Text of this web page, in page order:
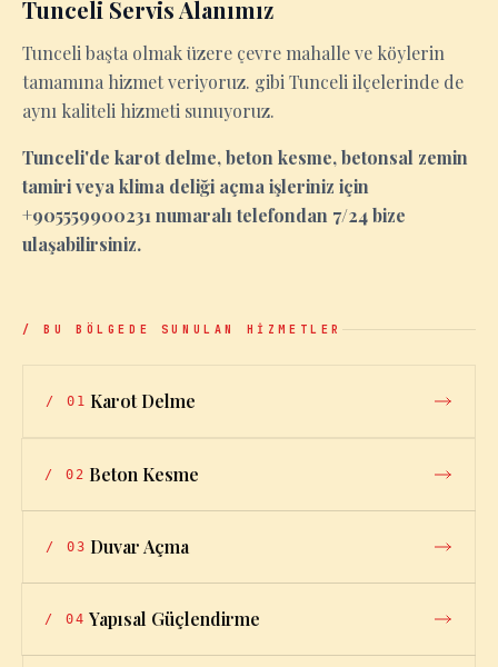
Tunceli Servis Alanımız
Tunceli başta olmak üzere çevre mahalle ve köylerin
tamamına hizmet veriyoruz. gibi Tunceli ilçelerinde de
aynı kaliteli hizmeti sunuyoruz.
Tunceli'de karot delme, beton kesme, betonsal zemin
tamiri veya klima deliği açma işleriniz için
+905559900231 numaralı telefondan 7/24 bize
ulaşabilirsiniz.
/ BU BÖLGEDE SUNULAN HİZMETLER
/ 01 Karot Delme
/ 02 Beton Kesme
/ 03 Duvar Açma
/ 04 Yapısal Güçlendirme